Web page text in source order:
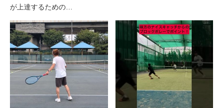
が上達するための…